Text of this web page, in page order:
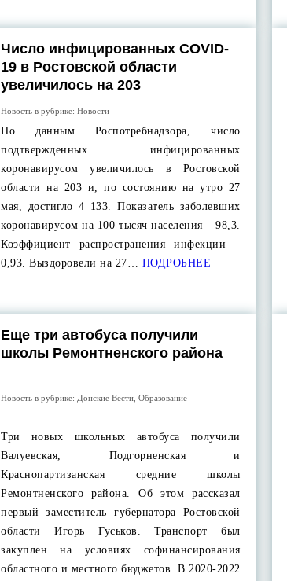
Число инфицированных COVID-
19 в Ростовской области
увеличилось на 203
Новость в рубрике:Новости
По данным Роспотребнадзора, число
подтвержденных инфицированных
коронавирусом увеличилось в Ростовской
области на 203 и, по состоянию на утро 27
мая, достигло 4 133. Показатель заболевших
коронавирусом на 100 тысяч населения – 98,3.
Коэффициент распространения инфекции –
0,93. Выздоровели на 27… ПОДРОБНЕЕ
Еще три автобуса получили
школы Ремонтненского района
Новость в рубрике: Донские Вести ,Образование
Три новых школьных автобуса получили
Валуевская, Подгорненская и
Краснопартизанская средние школы
Ремонтненского района. Об этом рассказал
первый заместитель губернатора Ростовской
области Игорь Гуськов. Транспорт был
закуплен на условиях софинансирования
областного и местного бюджетов. В 2020-2022